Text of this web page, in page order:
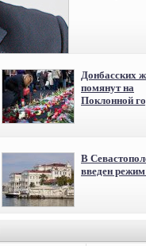
Донбасских
помянут на
Поклонной
В
введен